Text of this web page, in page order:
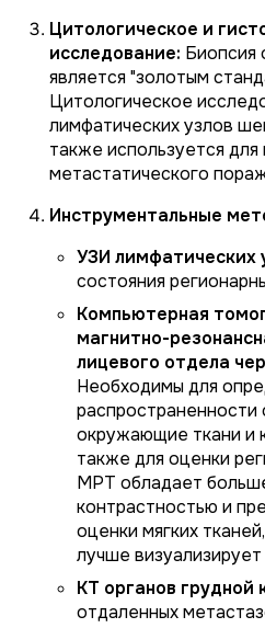
Цитологическое и
исследование: Биопсия
является "золотым
Цитологическое
лимфатических узлов
также используется
метастатического
Инструментальные
УЗИ лимфатических
состояния
Компьютерная
магнитно-
лицевого отдела
Необходимы для
распространенности
окружающие ткани и
также для оценки
МРТ обладает
контрастностью и
оценки мягких
лучше
КТ органов грудной
отдаленных